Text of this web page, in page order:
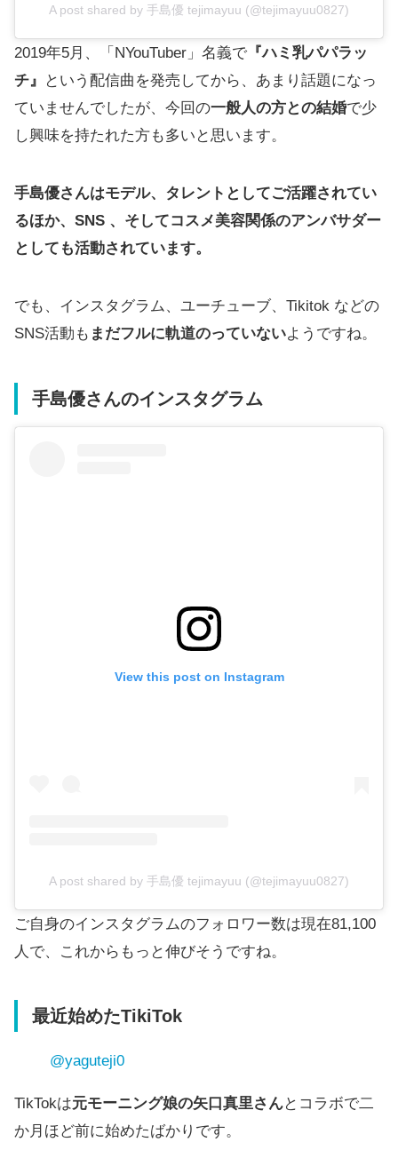
A post shared by 手島優 tejimayuu (@tejimayuu0827)
2019年5月、「NYouTuber」名義で 『ハミ乳パパラッ
チ』
という配信曲を発売してから、あまり話題になっ
ていませんでしたが、今回の一般人の方との結婚で少
し興味を持たれた方も多いと思います。
手島優さんはモデル、タレントとしてご活躍されてい
るほか、SNS 、そしてコスメ美容関係のアンバサダー
としても活動されています。
でも、インスタグラム、ユーチューブ、Tikitok などの
SNS活動も まだフルに軌道のっていないようですね。
手島優さんのインスタグラム
View this post on Instagram
A post shared by 手島優 tejimayuu (@tejimayuu0827)
ご自身のインスタグラムのフォロワー数は現在81,100
人で、これからもっと伸びそうですね。
最近始めたTikiTok
@yaguteji0
TikTokは元モーニング娘の矢口真里さんとコラボで二
か月ほど前に始めたばかりです。